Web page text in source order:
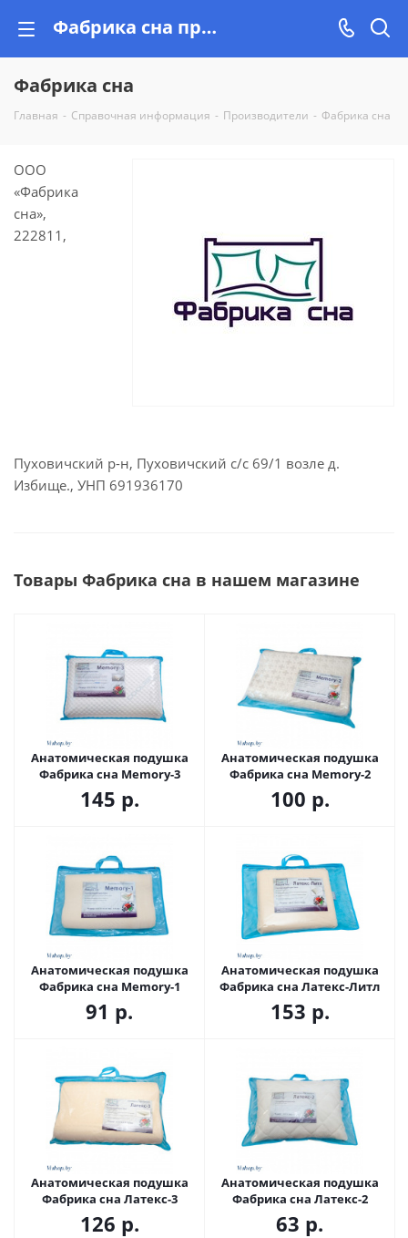
Фабрика сна проверенный производитель, качество гарантировано!
Фабрика сна
Главная - Справочная информация - Производители - Фабрика сна
ООО
«Фабрика
сна»,
222811,
Пуховичский р-н, Пуховичский с/с 69/1 возле д.
Избище., УНП 691936170
Товары Фабрика сна в нашем магазине
Анатомическая подушка
Фабрика сна Memory-3
145 р.
Анатомическая подушка
Фабрика сна Memory-2
100 р.
Анатомическая подушка
Фабрика сна Memory-1
91 р.
Анатомическая подушка
Фабрика сна Латекс-Литл
153 р.
Анатомическая подушка
Фабрика сна Латекс-3
126 р.
Анатомическая подушка
Фабрика сна Латекс-2
63 р.